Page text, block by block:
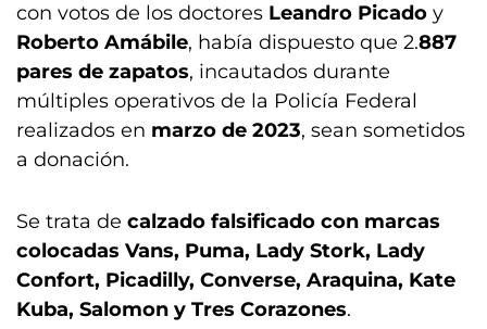
con votos de los doctores Leandro Picado y
Roberto Amábile, había dispuesto que 2.887
pares de zapatos, incautados durante
múltiples operativos de la Policía Federal
realizados en marzo de 2023, sean sometidos
a donación.
Se trata de calzado falsificado con marcas
colocadas Vans, Puma, Lady Stork, Lady
Confort, Picadilly, Converse, Araquina, Kate
Kuba, Salomon y Tres Corazones.